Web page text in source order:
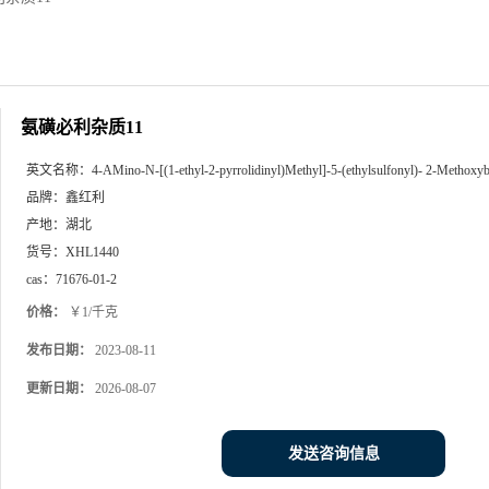
氨磺必利杂质11
英文名称： 4-AMino-N-[(1-ethyl-2-pyrrolidinyl)Methyl]-5-(ethylsulfonyl)- 2-
品牌： 鑫红利
产地： 湖北
货号： XHL1440
cas： 71676-01-2
价格： ￥1/千克
发布日期： 2023-08-11
更新日期： 2026-08-07
发送咨询信息